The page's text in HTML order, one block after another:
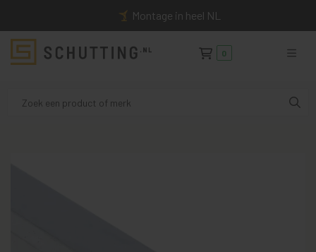
0
Montage in heel NL